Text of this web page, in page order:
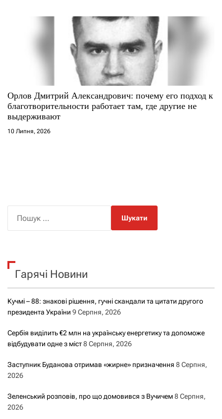
Орлов Дмитрий Александрович: почему его подход к
благотворительности работает там, где другие не
выдерживают
10 Липня, 2026
к
Гарячі Новини
Кучмі – 88: знакові рішення, гучні скандали та цитати другого
президента України 9 Серпня, 2026
Сербія виділить €2 млн на українську енергетику та допоможе
відбудувати одне з міст8 Серпня, 2026
Заступник Буданова отримав «жирне» призначення 8 Серпня,
2026
Зеленський розповів, про що домовився з Вучичем8 Серпня,
2026